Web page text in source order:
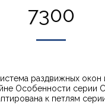
7300
раздвижных окон
Особенности серии
к петлям